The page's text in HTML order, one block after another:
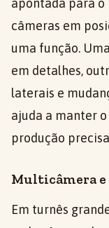
apontada para o
câmeras em
uma função.
em detalhes,
laterais e
ajuda a manter
produção
Multicâmera e
Em turnês